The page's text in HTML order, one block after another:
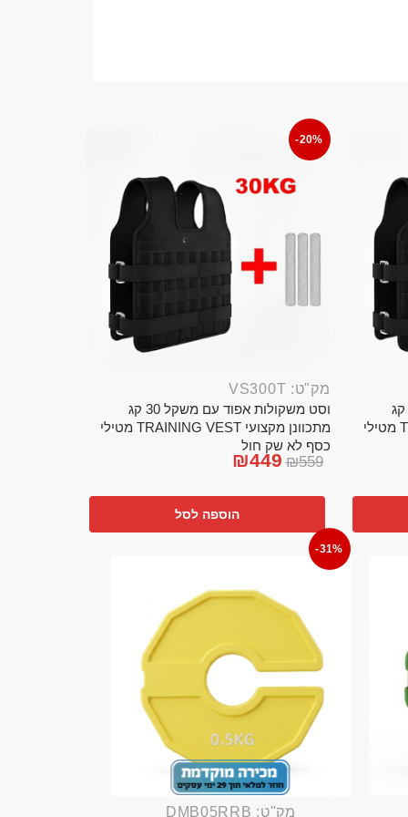
וסט משקולות אפוד עם משקל 20 קג
מתכוונן מקצועי TRAINING VEST מטילי
-20%
מק"ט: VS300T
וסט משקולות אפוד עם משקל 30 קג
מתכוונן מקצועי TRAINING VEST מטילי
כסף לא שק חול
₪559
₪449
הוספה לסל
-31%
מק"ט: DMB05RRB